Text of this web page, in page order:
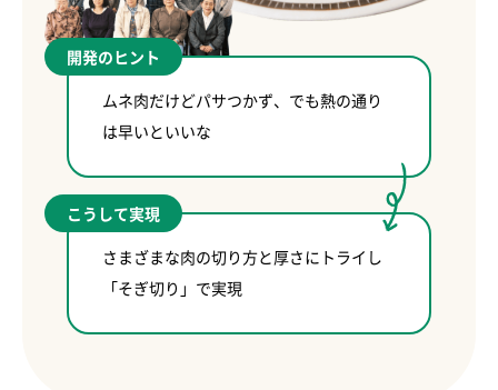
開発のヒント
ムネ肉だけどパサつかず、でも熱の通り
は早いといいな
こうして実現
さまざまな肉の切り方と厚さにトライし
「そぎ切り」で実現